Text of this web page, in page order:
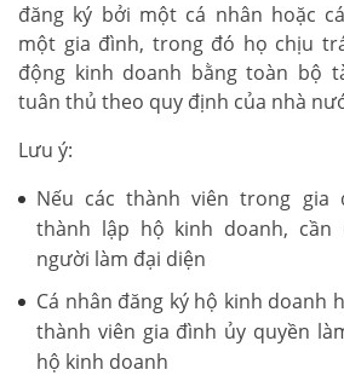
đăng ký bởi một cá nhân hoặc
một gia đình, trong đó họ chịu
động kinh doanh bằng toàn bộ
tuân thủ theo quy định của nhà
Lưu ý:
Nếu các thành viên trong gia
thành lập hộ kinh doanh, cần
người làm đại diện
Cá nhân đăng ký hộ kinh doanh
thành viên gia đình ủy quyền
hộ kinh doanh